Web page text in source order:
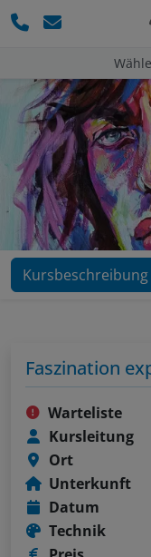
Kursbeschreibung
Faszination
Warteliste
Kursleitung
Ort
Unterkunft
Datum
Technik